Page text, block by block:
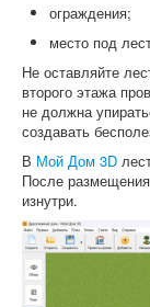
ограждения;
место под
Не оставляйте
второго этажа
не должна
создавать
В Мой Дом 3D
После
изнутри.